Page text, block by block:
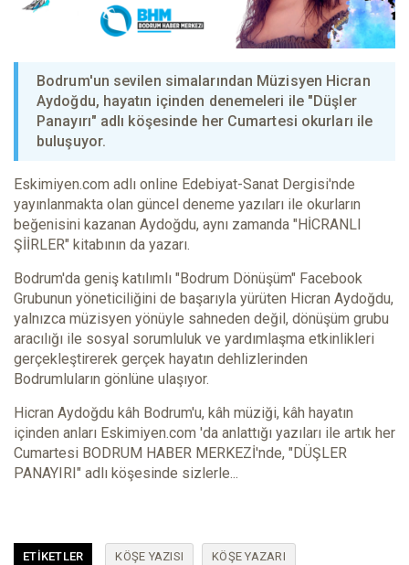
Bodrum'un sevilen simalarından Müzisyen Hicran
Aydoğdu, hayatın içinden denemeleri ile "Düşler
Panayırı" adlı köşesinde her Cumartesi okurları ile
buluşuyor.
Eskimiyen.com adlı online Edebiyat-Sanat Dergisi'nde
yayınlanmakta olan güncel deneme yazıları ile okurların
beğenisini kazanan Aydoğdu, aynı zamanda "HİCRANLI
ŞİİRLER" kitabının da yazarı.
Bodrum'da geniş katılımlı "Bodrum Dönüşüm" Facebook
Grubunun yöneticiliğini de başarıyla yürüten Hicran Aydoğdu,
yalnızca müzisyen yönüyle sahneden değil, dönüşüm grubu
aracılığı ile sosyal sorumluluk ve yardımlaşma etkinlikleri
gerçekleştirerek gerçek hayatın dehlizlerinden
Bodrumluların gönlüne ulaşıyor.
Hicran Aydoğdu kâh Bodrum'u, kâh müziği, kâh hayatın
içinden anları Eskimiyen.com 'da anlattığı yazıları ile artık her
Cumartesi BODRUM HABER MERKEZİ'nde, "DÜŞLER
PANAYIRI" adlı köşesinde sizlerle...
ETIKETLER KÖŞE YAZISI KÖŞE YAZARI